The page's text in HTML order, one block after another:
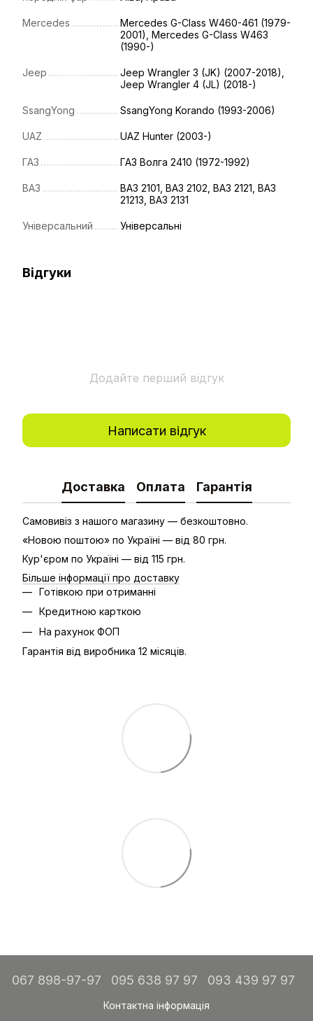
Mercedes
Mercedes G-Class W460-461 (1979-
2001), Mercedes G-Class W463
(1990-)
Jeep
Jeep Wrangler 3 (JK) (2007-2018),
Jeep Wrangler 4 (JL) (2018-)
SsangYong SsangYong Korando (1993-2006)
UAZ UAZ Hunter (2003-)
ГАЗ ГАЗ Волга 2410 (1972-1992)
ВАЗ
ВАЗ 2101, ВАЗ 2102, ВАЗ 2121, ВАЗ
21213, ВАЗ 2131
Універсальний Універсальні
Відгуки
Додайте перший відгук
Написати відгук
Доставка Оплата Гарантія
Самовивіз з нашого магазину — безкоштовно.
«Новою поштою» по Україні — від 80 грн.
Кур'єром по Україні — від 115 грн.
Більше інформації про доставку
Готівкою при отриманні
Кредитною карткою
На рахунок ФОП
Гарантія від виробника 12 місяців.
067 898-97-97 095 638 97 97 093 439 97 97
Контактна інформація